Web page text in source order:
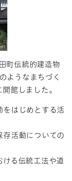
町伝統的建造物
ようなまちづく
館しました。
をはじめとする活
存活動についての
る伝統工法や道